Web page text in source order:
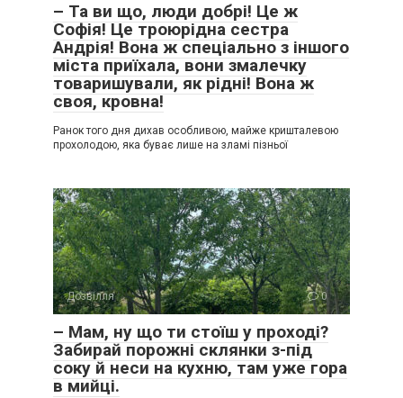
– Та ви що, люди добрі! Це ж
Софія! Це троюрідна сестра
Андрія! Вона ж спеціально з іншого
міста приїхала, вони змалечку
товаришували, як рідні! Вона ж
своя, кровна!
Ранок того дня дихав особливою, майже кришталевою
прохолодою, яка буває лише на зламі пізньої
Дозвілля 0
– Мам, ну що ти стоїш у проході?
Забирай порожні склянки з-під
соку й неси на кухню, там уже гора
в мийці.